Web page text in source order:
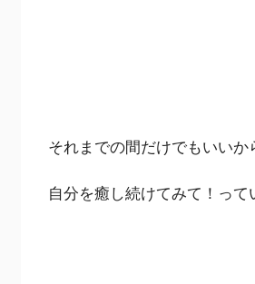
それまでの間だけでもいいか
自分を癒し続けてみて！って